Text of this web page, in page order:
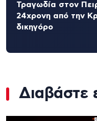
Τραγωδία στον
24χρονη από την
δικηγόρο
Διαβάστε